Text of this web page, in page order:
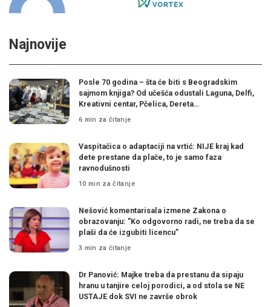
Najnovije
Posle 70 godina – šta će biti s Beogradskim
sajmom knjiga? Od učešća odustali Laguna, Delfi,
Kreativni centar, Pčelica, Dereta…
6 min za čitanje
Vaspitačica o adaptaciji na vrtić: NIJE kraj kad
dete prestane da plače, to je samo faza
ravnodušnosti
10 min za čitanje
Nešović komentarisala izmene Zakona o
obrazovanju: ”Ko odgovorno radi, ne treba da se
plaši da će izgubiti licencu”
3 min za čitanje
Dr Panović: Majke treba da prestanu da sipaju
hranu u tanjire celoj porodici, a od stola se NE
USTAJE dok SVI ne završe obrok